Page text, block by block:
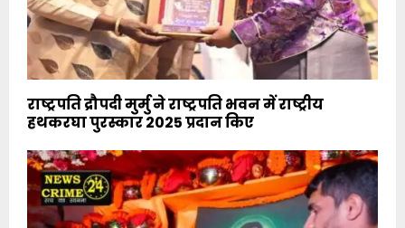
राष्ट्रपति द्रौपदी मुर्मु ने राष्ट्रपति भवन में राष्ट्रीय
हथकरघा पुरस्कार 2025 प्रदान किए